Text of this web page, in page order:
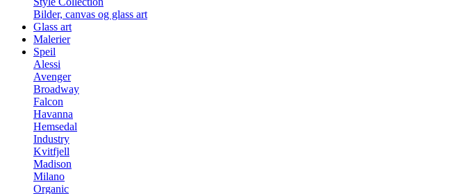
Bilder, canvas og glass art
Glass art
Malerier
Speil
Alessi
Avenger
Broadway
Falcon
Havanna
Hemsedal
Industry
Kvitfjell
Madison
Milano
Organic